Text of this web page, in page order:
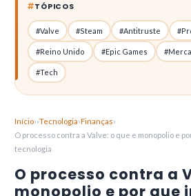
TÓPICOS
#Valve #Steam #Antitruste
#Reino Unido #Epic Games
#Tech
Início››Tecnologia›Finanças›
O processo contra a Valve: o que e monopolio e
tecnologia
O processo contra a
monopolio e por que